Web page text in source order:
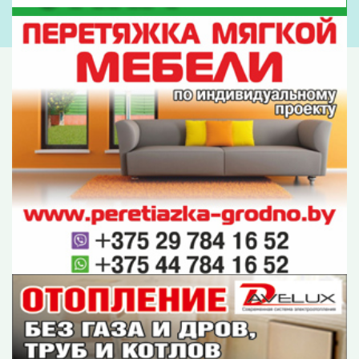
Рекламодателям
Обращения
Контакты
О редакции
Оплата
ОУИРП «Рэдакцыя газеты «Гродзенская праўда»
230025, г. Гродно, ул. Антонова, 25.
УНП 500034192
E-mail:gp-pravda@grodnonews.by
Публикуемая информация является интеллектуальной